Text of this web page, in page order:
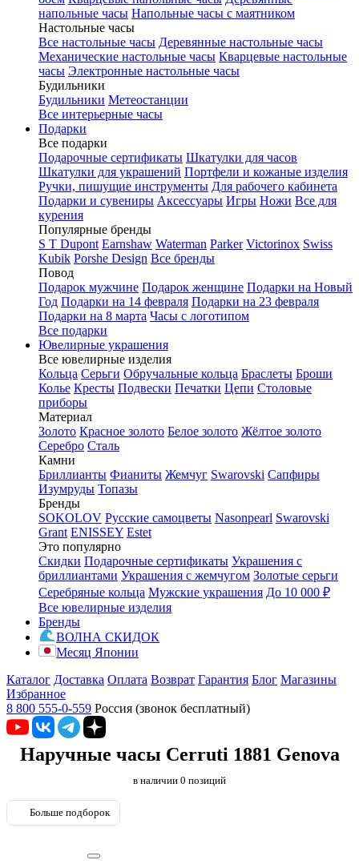
напольные часы Напольные часы с маятником
Настольные часы
Все настольные часы Деревянные настольные часы
Механические настольные часы Кварцевые настольные
часы Электронные настольные часы
Будильники
Будильники Метеостанции
Все интерьерные часы
Подарки
Все подарки
Подарочные сертификаты Шкатулки для часов
Шкатулки для украшений Портфели и кожаные изделия
Ручки, пишущие инструменты Для рабочего кабинета
Подарки и сувениры Аксессуары Игры Ножи Все для
курения
Популярные бренды
S T Dupont Earnshaw Waterman Parker Victorinox Swiss
Kubik Porshe Design Все бренды
Повод
Подарок мужчине Подарок женщине Подарки на Новый
Год Подарки на 14 февраля Подарки на 23 февраля
Подарки на 8 марта Часы с логотипом
Все подарки
Ювелирные украшения
Все ювелирные изделия
Кольца Серьги Обручальные кольца Браслеты Броши
Колье Кресты Подвески Печатки Цепи Столовые
приборы
Материал
Золото Красное золото Белое золото Жёлтое золото
Серебро Сталь
Камни
Бриллианты Фианиты Жемчуг Swarovski Сапфиры
Изумруды Топазы
Бренды
SOKOLOV Русские самоцветы Nasonpearl Swarovski
Grant ENISSEY Estet
Это популярно
Скидки Подарочные сертификаты Украшения с
бриллиантами Украшения с жемчугом Золотые серьги
Серебряные кольца Мужские украшения До 10 000 ₽
Все ювелирные изделия
Бренды
ВОЛНА СКИДОК
Месяц Японии
Каталог Доставка Оплата Возврат Гарантия Блог Магазины
Избранное
8 800 555-0-559 Россия (звонок бесплатный)
Наручные часы Cerruti 1881 Genova
в наличии 0 позиций
Больше подборок